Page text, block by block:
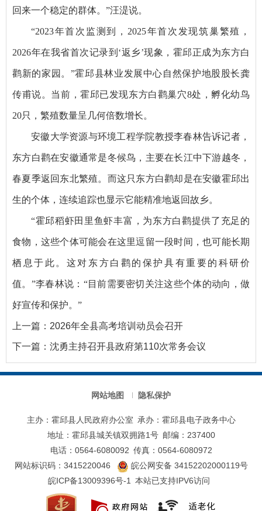
回来一个稳定的群体。”汪湜说。
“2023年首次监测到，2025年首次发现筑巢繁殖，
2026年在我省首次记录到‘返乡’现象，霍邱正成为东方白
鹳新的家园。”霍邱县林业发展中心自然保护地股股长龚
传甫说。当前，霍邱已发现东方白鹳巢穴8处，孵化幼鸟
20只，繁殖数量呈几何倍数增长。
安徽大学资源与环境工程学院教授李春林告诉记者，
东方白鹳在安徽通常是冬候鸟，主要在长江中下游越冬，
春夏季返回东北繁殖。而这只东方白鹳却是在安徽霍邱出
生的个体，连续追踪也显示它能精准地返回故乡。
“霍邱稻虾田里鱼虾丰富，为东方白鹳提供了充足的
食物，这些个体可能会在这里逗留一段时间，也可能长期
栖息于此。这对东方白鹳的保护具有重要的科研价
值。”李春林说：“目前需要密切关注这些个体的动向，做
好宣传和保护。”
上一篇： 2026年全县高考培训动员会召开
下一篇： 沈勇主持召开县政府第110次常务会议
网站地图 隐私保护
主办：霍邱县人民政府办公室 承办：霍邱县电子政务中心
地址：霍邱县城关镇双拥路1号 邮编：237400
电话：0564-6080092 传真：0564-6080972
网站标识码：3415220046
皖公网安备 34152202000119号
皖ICP备13009396号-1 本站已支持IPV6访问